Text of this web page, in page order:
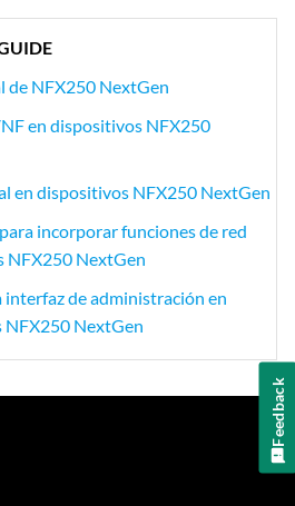
de NFX250 NextGen
en dispositivos NFX250
en dispositivos NFX250 NextGen
incorporar funciones de red
NFX250 NextGen
de administración en
NFX250 NextGen
Feedback